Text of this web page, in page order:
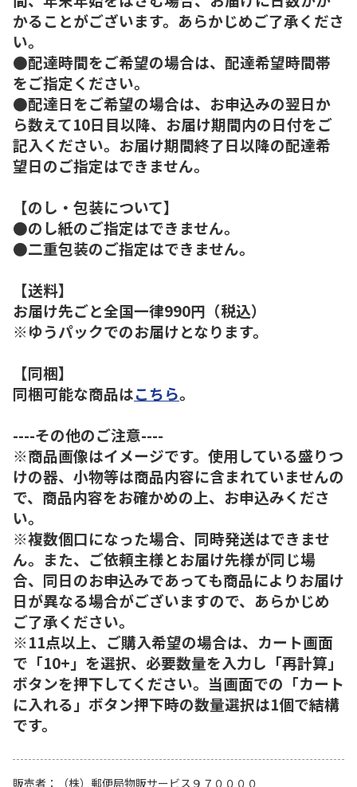
かることがございます。あらかじめご了承くださ
い。
●配達時間をご希望の場合は、配達希望時間帯
をご指定ください。
●配達日をご希望の場合は、お申込みの翌日か
ら数えて10日目以降、お届け期間内の日付をご
記入ください。お届け期間終了日以降の配達希
望日のご指定はできません。
【のし・包装について】
●のし紙のご指定はできません。
●二重包装のご指定はできません。
【送料】
お届け先ごと全国一律990円（税込）
※ゆうパックでのお届けとなります。
【同梱】
同梱可能な商品はこちら。
----その他のご注意----
※商品画像はイメージです。使用している盛りつ
けの器、小物等は商品内容に含まれていませんの
で、商品内容をお確かめの上、お申込みくださ
い。
※複数個口になった場合、同時発送はできませ
ん。また、ご依頼主様とお届け先様が同じ場
合、同日のお申込みであっても商品によりお届け
日が異なる場合がございますので、あらかじめ
ご了承ください。
※11点以上、ご購入希望の場合は、カート画面
で「10+」を選択、必要数量を入力し「再計算」
ボタンを押下してください。当画面での「カート
に入れる」ボタン押下時の数量選択は1個で結構
です。
販売者
（株）郵便局物販サービス９７００００